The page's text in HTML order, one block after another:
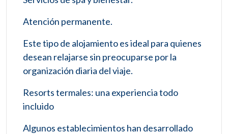
Atención permanente.
Este tipo de alojamiento es ideal para quienes
desean relajarse sin preocuparse por la
organización diaria del viaje.
Resorts termales: una experiencia todo
incluido
Algunos establecimientos han desarrollado